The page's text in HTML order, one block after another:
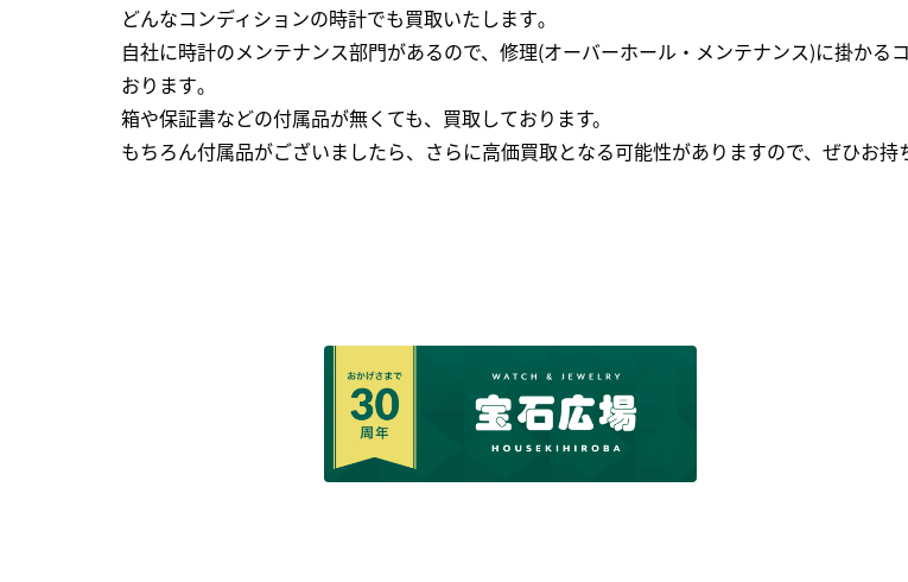
どんなコンディションの時計でも買取いたします｡
自社に時計のメンテナンス部門があるので、修理(オーバーホール・メンテナンス)に掛か
おります｡
箱や保証書などの付属品が無くても、買取しております。
もちろん付属品がございましたら、さらに高価買取となる可能性がありますので、ぜひお持